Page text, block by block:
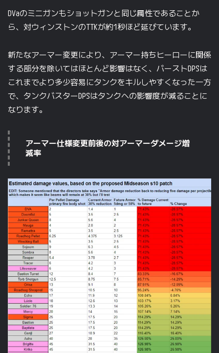
DVaのミニガンもショットガンと同じ属性であることか
ら、対ウィンストンのTTKが約1秒ほど延びています。
新たなアーマー変更により、アーマー持ちヒーローに関係
する部分を除いてはほとんど影響はなく、バーストDPSは
これまでより多少容易にタンクをキルしやすくなった一方
で、タンクバスターDPSはタンクへの影響度が減ることに
なります。
アーマー仕様変更前後の対アーマーダメージ増
減率